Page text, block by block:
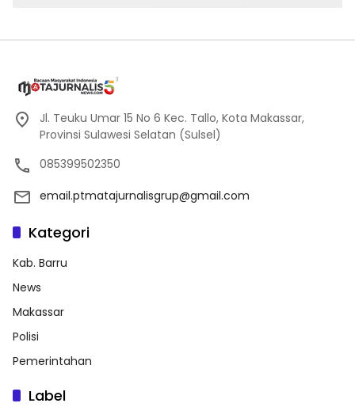
Jl. Teuku Umar 15 No 6 Kec. Tallo, Kota Makassar,
Provinsi Sulawesi Selatan (Sulsel)
085399502350
email.ptmatajurnalisgrup@gmail.com
Kategori
Kab. Barru
News
Makassar
Polisi
Pemerintahan
Label